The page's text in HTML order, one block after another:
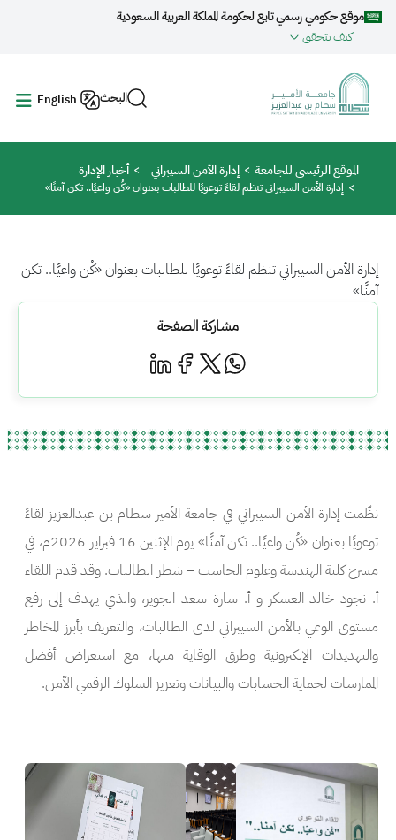
تجاوز إلى المحتوى الرئيسي
موقع حكومي رسمي تابع لحكومة المملكة العربية السعودية
كيف تتحقق
البحث English
مسار التنقل
الموقع الرئيسي للجامعة إدارة الأمن السيبراني أخبار الإدارة
إدارة الأمن السيبراني تنظم لقاءً توعويًا للطالبات بعنوان «كُن واعيًا.. تكن آمنًا»
إدارة الأمن السيبراني تنظم لقاءً توعويًا للطالبات بعنوان «كُن واعيًا.. تكن
آمنًا»
مشاركة الصفحة
نظّمت إدارة الأمن السيبراني في جامعة الأمير سطام بن عبدالعزيز لقاءً
توعويًا بعنوان «كُن واعيًا.. تكن آمنًا» يوم الإثنين 16 فبراير 2026م، في
مسرح كلية الهندسة وعلوم الحاسب – شطر الطالبات. وقد قدم اللقاء
أ. نجود خالد العسكر و أ. سارة سعد الجوير، والذي يهدف إلى رفع
مستوى الوعي بالأمن السيبراني لدى الطالبات، والتعريف بأبرز المخاطر
والتهديدات الإلكترونية وطرق الوقاية منها، مع استعراض أفضل
الممارسات لحماية الحسابات والبيانات وتعزيز السلوك الرقمي الآمن.
الصورة الصورة الصورة